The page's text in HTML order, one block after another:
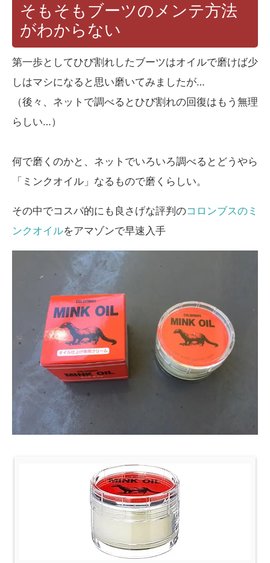
そもそもブーツのメンテ方法
がわからない
第一歩としてひび割れしたブーツはオイルで磨けば少
しはマシになると思い磨いてみましたが…
（後々、ネットで調べるとひび割れの回復はもう無理
らしい…）
何で磨くのかと、ネットでいろいろ調べるとどうやら
「ミンクオイル」なるもので磨くらしい。
その中でコスパ的にも良さげな評判のコロンブスのミ
ンクオイルをアマゾンで早速入手